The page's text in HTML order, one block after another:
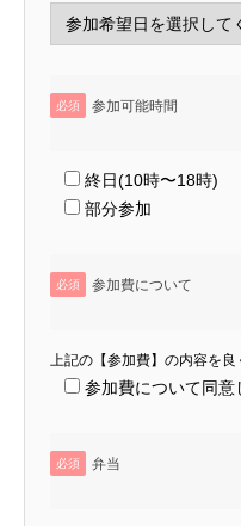
必須 参加可能時間
終日(10時〜18時)
部分参加
必須 参加費について
上記の【参加費】の内容を
参加費について同意
必須 弁当